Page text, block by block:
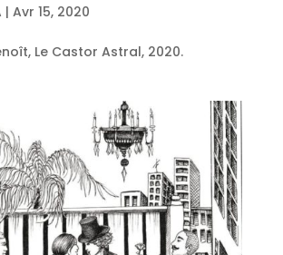
| Avr 15, 2020
Le Castor Astral, 2020.